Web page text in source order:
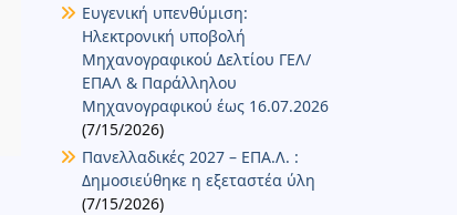
Ευγενική υπενθύμιση:
Ηλεκτρονική υποβολή
Μηχανογραφικού Δελτίου ΓΕΛ/
ΕΠΑΛ & Παράλληλου
Μηχανογραφικού έως 16.07.2026
(7/15/2026)
Πανελλαδικές 2027 – ΕΠΑ.Λ. :
Δημοσιεύθηκε η εξεταστέα ύλη
(7/15/2026)